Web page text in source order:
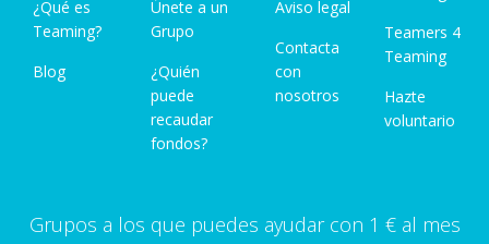
¿Qué es
Teaming?
Blog
Únete a un
Grupo
¿Quién
puede
recaudar
fondos?
Aviso legal
Contacta
con
nosotros
Teamers 4
Teaming
Hazte
voluntario
Grupos a los que puedes ayudar con 1 € al mes